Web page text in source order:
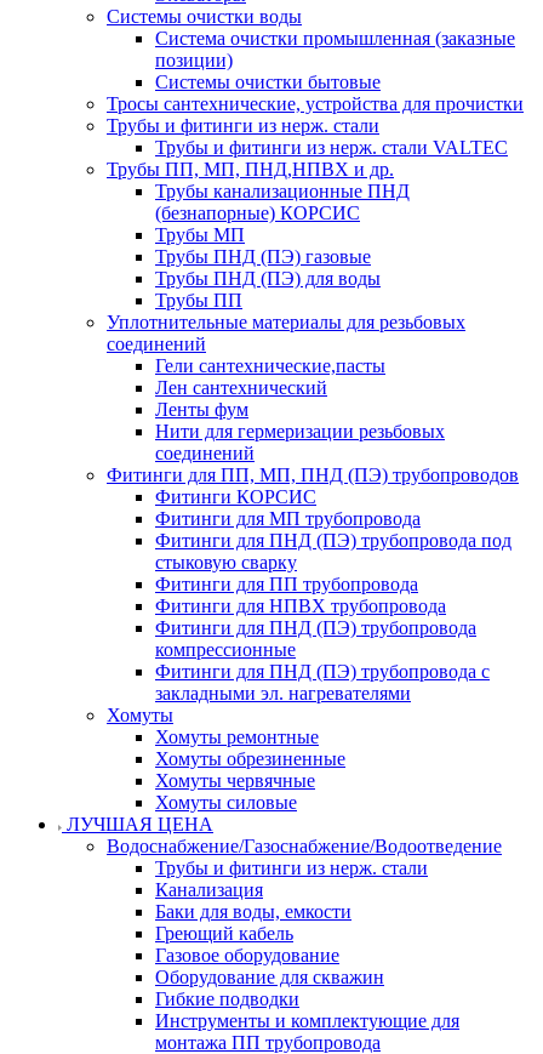
Системы очистки воды
Система очистки промышленная (заказные
позиции)
Системы очистки бытовые
Тросы сантехнические, устройства для прочистки
Трубы и фитинги из нерж. стали
Трубы и фитинги из нерж. стали VALTEC
Трубы ПП, МП, ПНД,НПВХ и др.
Трубы канализационные ПНД
(безнапорные) КОРСИС
Трубы МП
Трубы ПНД (ПЭ) газовые
Трубы ПНД (ПЭ) для воды
Трубы ПП
Уплотнительные материалы для резьбовых
соединений
Гели сантехнические,пасты
Лен сантехнический
Ленты фум
Нити для гермеризации резьбовых
соединений
Фитинги для ПП, МП, ПНД (ПЭ) трубопроводов
Фитинги КОРСИС
Фитинги для МП трубопровода
Фитинги для ПНД (ПЭ) трубопровода под
стыковую сварку
Фитинги для ПП трубопровода
Фитинги для НПВХ трубопровода
Фитинги для ПНД (ПЭ) трубопровода
компрессионные
Фитинги для ПНД (ПЭ) трубопровода с
закладными эл. нагревателями
Хомуты
Хомуты ремонтные
Хомуты обрезиненные
Хомуты червячные
Хомуты силовые
ЛУЧШАЯ ЦЕНА
Водоснабжение/Газоснабжение/Водоотведение
Трубы и фитинги из нерж. стали
Канализация
Баки для воды, емкости
Греющий кабель
Газовое оборудование
Оборудование для скважин
Гибкие подводки
Инструменты и комплектующие для
монтажа ПП трубопровода